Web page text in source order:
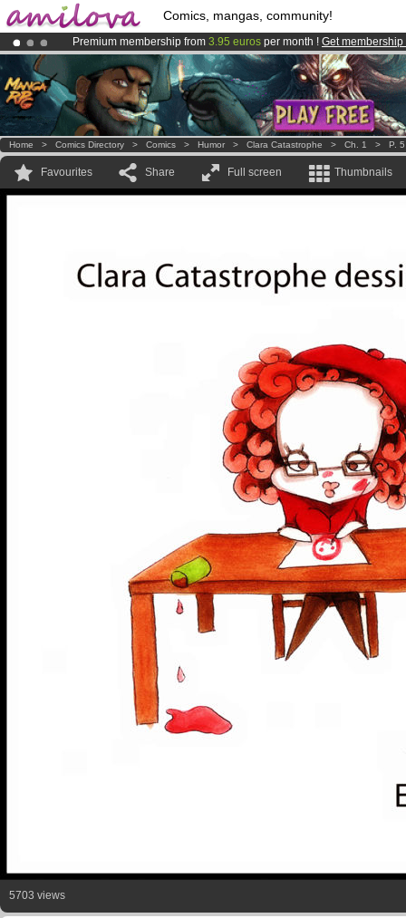
Comics, mangas, community!
Premium membership from 3.95 euros per month ! Get membership
AmilovaKickstarter is now LIVE!.
Already 100000membersand 1000 comics & mangas!.
Home > Comics Directory > Comics > Humor > Clara Catastrophe > Ch. 1 > P. 5
Favourites Share Full screen Thumbnails
5703 views